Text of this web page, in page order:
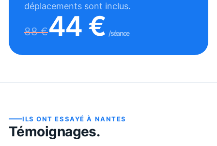
déplacements sont inclus.
88€44 € /séance
ILS ONT ESSAYÉ À NANTES
Témoignages.